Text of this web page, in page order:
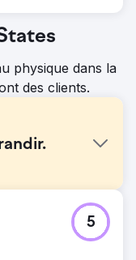
physique dans la
des clients.
date, utilisant
marketing, a
5